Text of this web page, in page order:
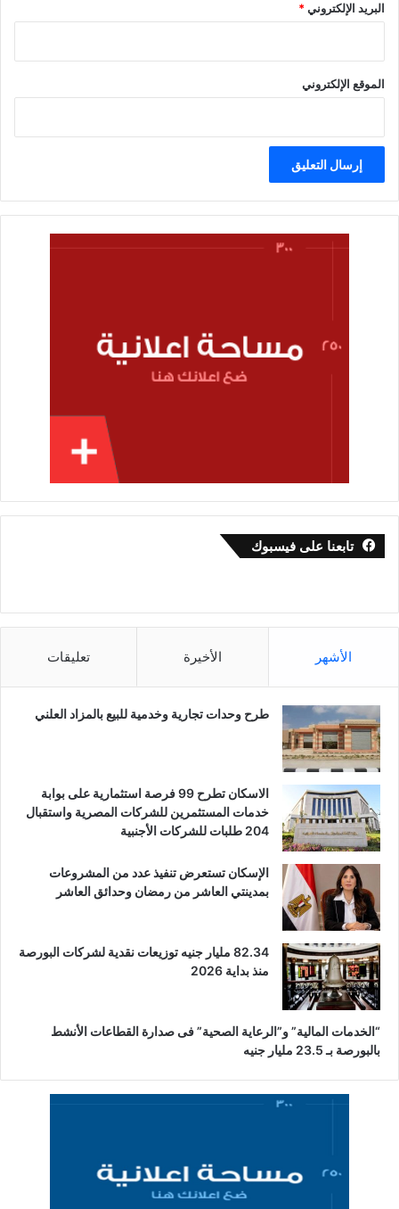
البريد الإلكتروني*
الموقع الإلكتروني
تابعنا على فيسبوك
الأشهر الأخيرة تعليقات
طرح وحدات تجارية وخدمية للبيع بالمزاد العلني
الاسكان تطرح 99 فرصة استثمارية على بوابة
خدمات المستثمرين للشركات المصرية واستقبال
204 طلبات للشركات الأجنبية
الإسكان تستعرض تنفيذ عدد من المشروعات
بمدينتي العاشر من رمضان وحدائق العاشر
82.34 مليار جنيه توزيعات نقدية لشركات البورصة
منذ بداية 2026
“الخدمات المالية” و”الرعاية الصحية” فى صدارة القطاعات الأنشط
بالبورصة بـ 23.5 مليار جنيه